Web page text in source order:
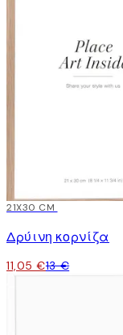
15%*
21X30 CM
Δρύινη κορνίζα
11,05 €13 €